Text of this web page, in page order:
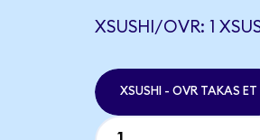
XSUSHI/OVR: 1
XSUSHI - OVR TAKAS ET